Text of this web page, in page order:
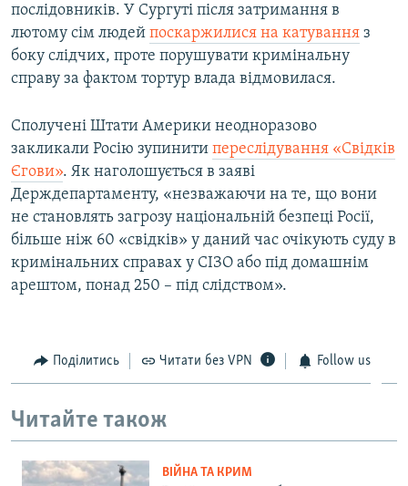
послідовників. У Сургуті після затримання в
лютому сім людей поскаржилися на катування з
боку слідчих, проте порушувати кримінальну
справу за фактом тортур влада відмовилася.
Сполучені Штати Америки неодноразово
закликали Росію зупинити переслідування «Свідків
Єгови». Як наголошується в заяві
Держдепартаменту, «незважаючи на те, що вони
не становлять загрозу національній безпеці Росії,
більше ніж 60 «свідків» у даний час очікують суду в
кримінальних справах у СІЗО або під домашнім
арештом, понад 250 – під слідством».
Поділитись Читати без VPN Follow us
Читайте також
ВІЙНА ТА КРИМ